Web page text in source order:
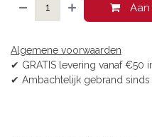
Algemene voorwaarden
✔ GRATIS levering vanaf €50
✔ Ambachtelijk gebrand sinds